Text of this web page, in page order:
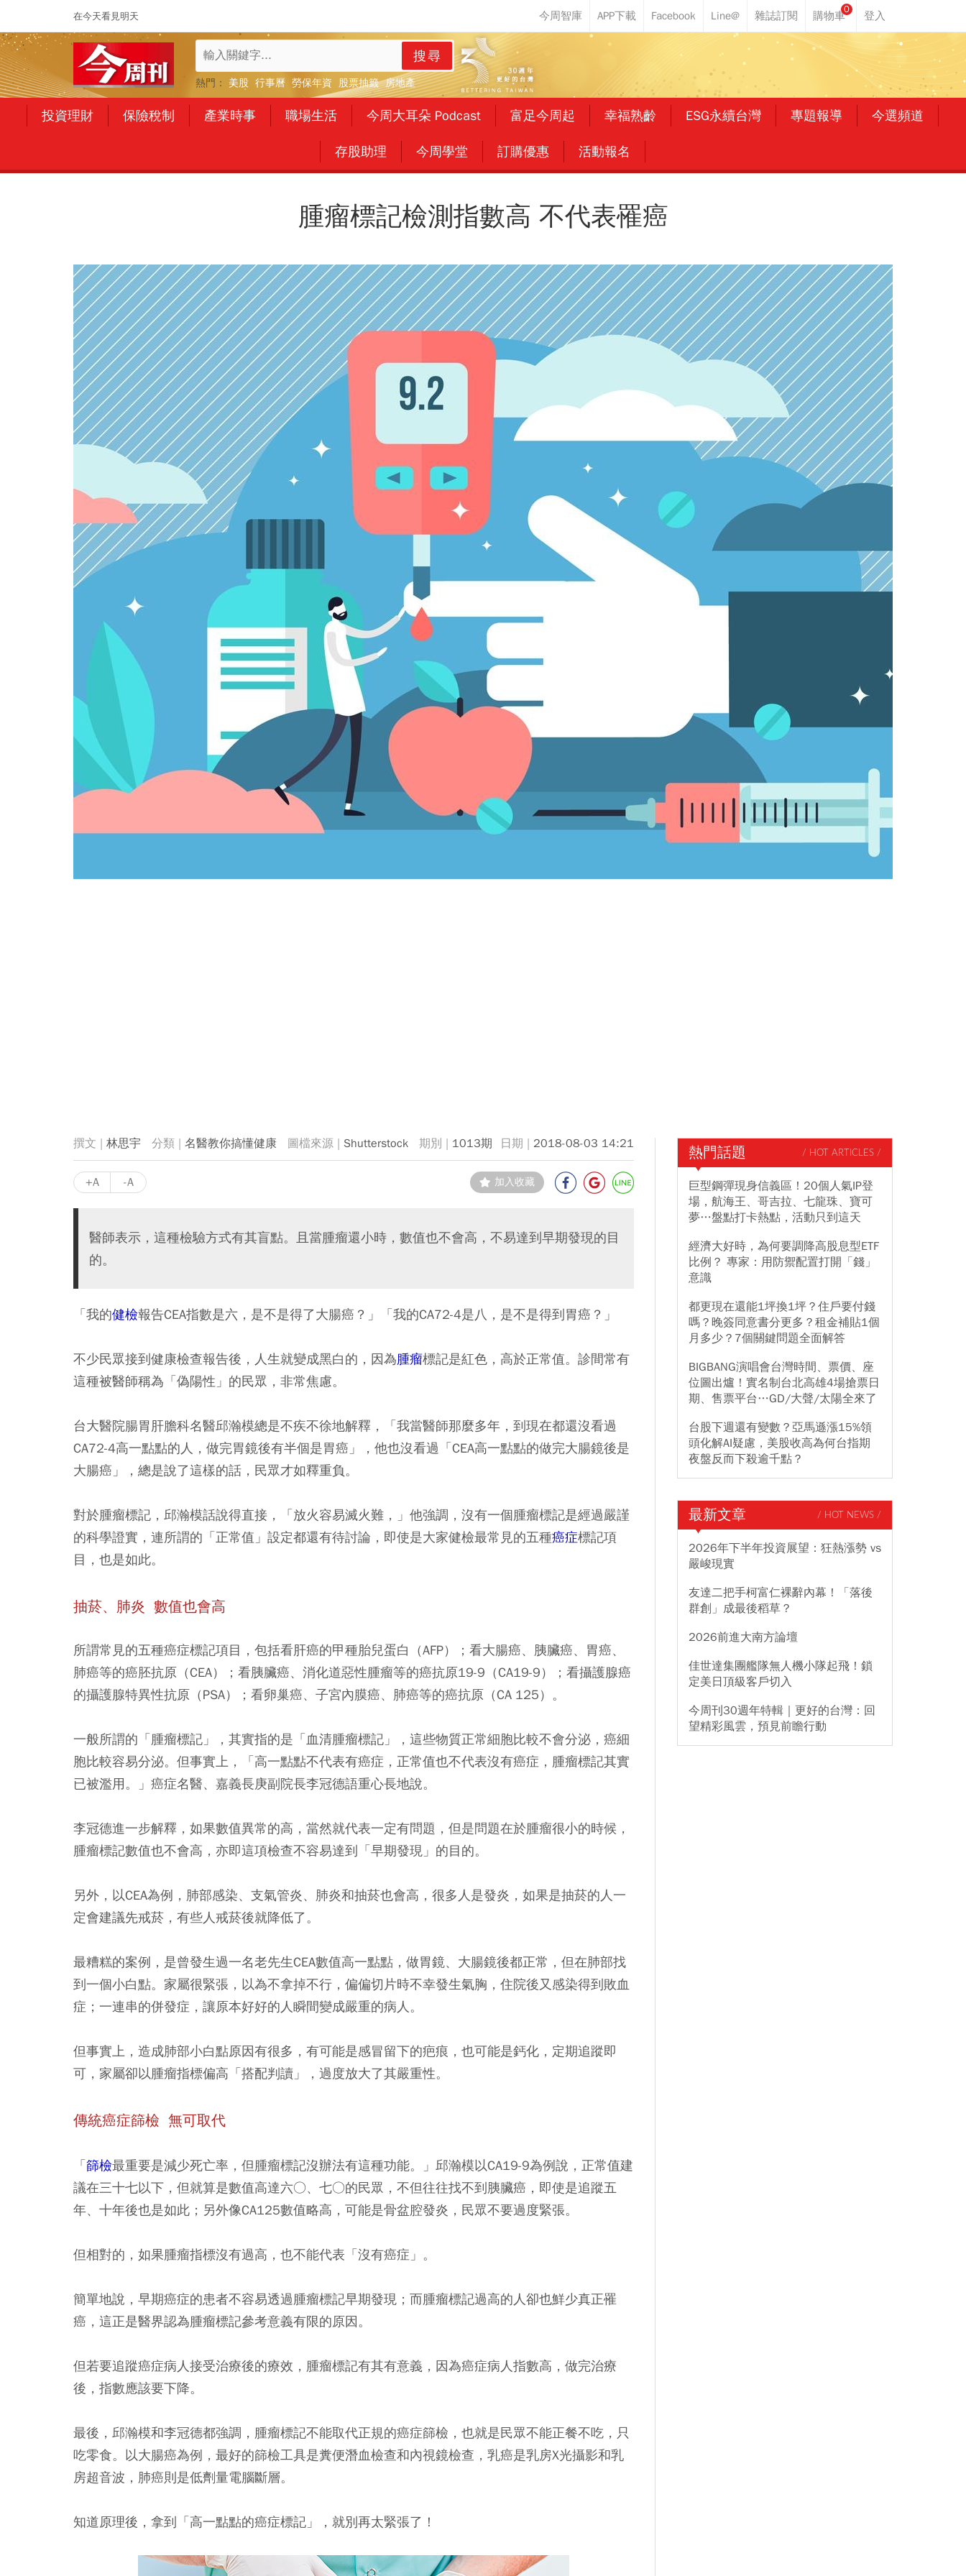
在今天看見明天
0
搜尋
熱門： 美股 行事曆 勞保年資 股票抽籤 房地產
投資理財 保險稅制 產業時事 職場生活 今周大耳朵 Podcast 富足今周起 幸福熟齡 ESG永續台灣 專題報導 今選頻道
存股助理 今周學堂 訂購優惠 活動報名
腫瘤標記檢測指數高 不代表罹癌
林思宇 名醫教你搞懂健康 Shutterstock 1013期 2018-08-03 14:21
+A -A 加入收藏
醫師表示，這種檢驗方式有其盲點。且當腫瘤還小時，數值也不會高，不易達到早期發現的目
的。
「我的健檢報告CEA指數是六，是不是得了大腸癌？」「我的CA72-4是八，是不是得到胃癌？」
不少民眾接到健康檢查報告後，人生就變成黑白的，因為腫瘤標記是紅色，高於正常值。診間常有
這種被醫師稱為「偽陽性」的民眾，非常焦慮。
台大醫院腸胃肝膽科名醫邱瀚模總是不疾不徐地解釋，「我當醫師那麼多年，到現在都還沒看過
CA72-4高一點點的人，做完胃鏡後有半個是胃癌」，他也沒看過「CEA高一點點的做完大腸鏡後是
大腸癌」，總是說了這樣的話，民眾才如釋重負。
對於腫瘤標記，邱瀚模話說得直接，「放火容易滅火難，」他強調，沒有一個腫瘤標記是經過嚴謹
的科學證實，連所謂的「正常值」設定都還有待討論，即使是大家健檢最常見的五種癌症標記項
目，也是如此。
抽菸、肺炎 數值也會高
所謂常見的五種癌症標記項目，包括看肝癌的甲種胎兒蛋白（AFP）；看大腸癌、胰臟癌、胃癌、
肺癌等的癌胚抗原（CEA）；看胰臟癌、消化道惡性腫瘤等的癌抗原19-9（CA19-9）；看攝護腺癌
的攝護腺特異性抗原（PSA）；看卵巢癌、子宮內膜癌、肺癌等的癌抗原（CA 125）。
一般所謂的「腫瘤標記」，其實指的是「血清腫瘤標記」，這些物質正常細胞比較不會分泌，癌細
胞比較容易分泌。但事實上，「高一點點不代表有癌症，正常值也不代表沒有癌症，腫瘤標記其實
已被濫用。」癌症名醫、嘉義長庚副院長李冠德語重心長地說。
李冠德進一步解釋，如果數值異常的高，當然就代表一定有問題，但是問題在於腫瘤很小的時候，
腫瘤標記數值也不會高，亦即這項檢查不容易達到「早期發現」的目的。
另外，以CEA為例，肺部感染、支氣管炎、肺炎和抽菸也會高，很多人是發炎，如果是抽菸的人一
定會建議先戒菸，有些人戒菸後就降低了。
最糟糕的案例，是曾發生過一名老先生CEA數值高一點點，做胃鏡、大腸鏡後都正常，但在肺部找
到一個小白點。家屬很緊張，以為不拿掉不行，偏偏切片時不幸發生氣胸，住院後又感染得到敗血
症；一連串的併發症，讓原本好好的人瞬間變成嚴重的病人。
但事實上，造成肺部小白點原因有很多，有可能是感冒留下的疤痕，也可能是鈣化，定期追蹤即
可，家屬卻以腫瘤指標偏高「搭配判讀」，過度放大了其嚴重性。
傳統癌症篩檢 無可取代
「篩檢最重要是減少死亡率，但腫瘤標記沒辦法有這種功能。」邱瀚模以CA19-9為例說，正常值建
議在三十七以下，但就算是數值高達六○、七○的民眾，不但往往找不到胰臟癌，即使是追蹤五
年、十年後也是如此；另外像CA125數值略高，可能是骨盆腔發炎，民眾不要過度緊張。
但相對的，如果腫瘤指標沒有過高，也不能代表「沒有癌症」。
簡單地說，早期癌症的患者不容易透過腫瘤標記早期發現；而腫瘤標記過高的人卻也鮮少真正罹
癌，這正是醫界認為腫瘤標記參考意義有限的原因。
但若要追蹤癌症病人接受治療後的療效，腫瘤標記有其有意義，因為癌症病人指數高，做完治療
後，指數應該要下降。
最後，邱瀚模和李冠德都強調，腫瘤標記不能取代正規的癌症篩檢，也就是民眾不能正餐不吃，只
吃零食。以大腸癌為例，最好的篩檢工具是糞便潛血檢查和內視鏡檢查，乳癌是乳房X光攝影和乳
房超音波，肺癌則是低劑量電腦斷層。
知道原理後，拿到「高一點點的癌症標記」，就別再太緊張了！
熱門話題 / HOT ARTICLES /
巨型鋼彈現身信義區！20個人氣IP登
場，航海王、哥吉拉、七龍珠、寶可
夢…盤點打卡熱點，活動只到這天
經濟大好時，為何要調降高股息型ETF
比例？ 專家：用防禦配置打開「錢」
意識
都更現在還能1坪換1坪？住戶要付錢
嗎？晚簽同意書分更多？租金補貼1個
月多少？7個關鍵問題全面解答
BIGBANG演唱會台灣時間、票價、座
位圖出爐！實名制台北高雄4場搶票日
期、售票平台…GD/大聲/太陽全來了
台股下週還有變數？亞馬遜漲15%領
頭化解AI疑慮，美股收高為何台指期
夜盤反而下殺逾千點？
最新文章 / HOT NEWS /
2026年下半年投資展望：狂熱漲勢 vs
嚴峻現實
友達二把手柯富仁裸辭內幕！「落後
群創」成最後稻草？
2026前進大南方論壇
佳世達集團艦隊無人機小隊起飛！鎖
定美日頂級客戶切入
今周刊30週年特輯｜更好的台灣：回
望精彩風雲，預見前瞻行動